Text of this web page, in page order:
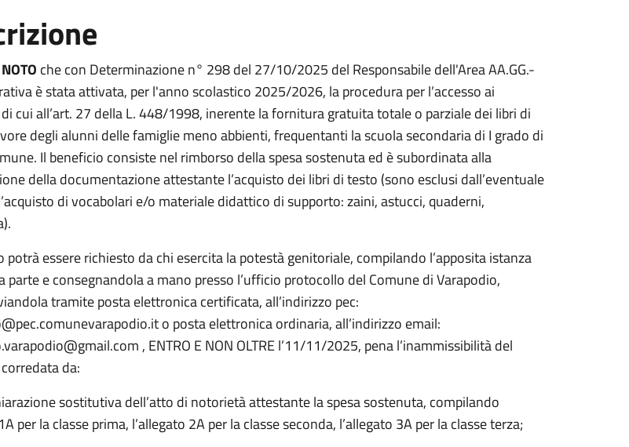
che con Determinazione n° 298 del 27/10/2025 del Responsabile dell'Area AA.GG.-
è stata attivata, per l'anno scolastico 2025/2026, la procedura per l’accesso ai
cui all’art. 27 della L. 448/1998, inerente la fornitura gratuita totale o parziale dei libri di
degli alunni delle famiglie meno abbienti, frequentanti la scuola secondaria di I grado di
Il beneficio consiste nel rimborso della spesa sostenuta ed è subordinata alla
della documentazione attestante l’acquisto dei libri di testo (sono esclusi dall’eventuale
di vocabolari e/o materiale didattico di supporto: zaini, astucci, quaderni,
potrà essere richiesto da chi esercita la potestà genitoriale, compilando l’apposita istanza
parte e consegnandola a mano presso l’ufficio protocollo del Comune di Varapodio,
tramite posta elettronica certificata, all’indirizzo pec:
o posta elettronica ordinaria, all’indirizzo email:
, ENTRO E NON OLTRE l’11/11/2025, pena l’inammissibilità del
da:
sostitutiva dell’atto di notorietà attestante la spesa sostenuta, compilando
per la classe prima, l’allegato 2A per la classe seconda, l’allegato 3A per la classe terza;